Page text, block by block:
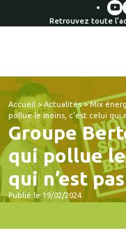
Retrouvez toute
Accueil > Actualités>Mix
pollue le moins, c’est celui qui
Groupe
qui pollue le
qui n’est
Publié le 19/02/2024